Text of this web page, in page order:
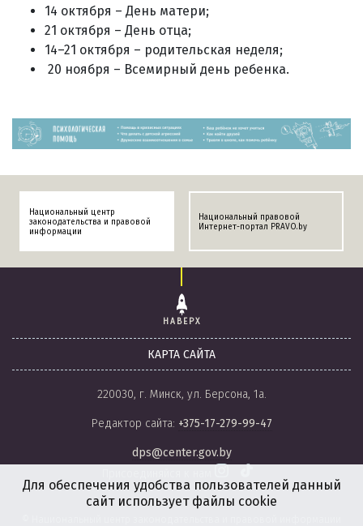
14 октября – День матери;
21 октября – День отца;
14–21 октября – родительская неделя;
20 ноября – Всемирный день ребенка.
Национальный центр
законодательства и правовой
информации
Национальный правовой
Интернет-портал PRAVO.by
НАВЕРХ
КАРТА САЙТА
220030, г. Минск, ул. Берсона, 1а.
Редактор сайта: +375-17-279-99-47
dps@center.gov.by
Для обеспечения удобства пользователей данный
сайт использует файлы cookie